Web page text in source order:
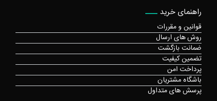
راهنمای خرید
قوانین و مقررات
روش های ارسال
ضمانت بازگشت
تضمین کیفیت
پرداخت امن
باشگاه مشتریان
پرسش های متداول